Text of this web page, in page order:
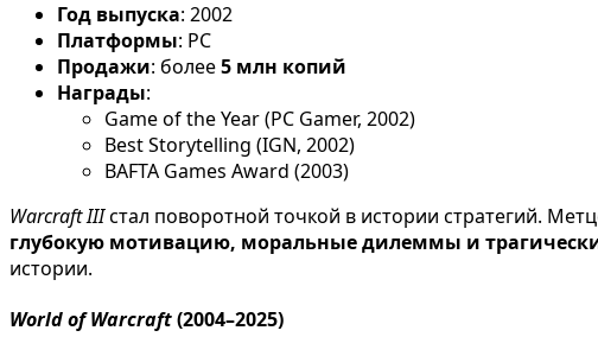
Год выпуска: 2002
Платформы: PC
Продажи: более5 млн копий
Награды:
Game of the Year (PC Gamer, 2002)
Best Storytelling (IGN, 2002)
BAFTA Games Award (2003)
Warcraft IIIстал поворотной точкой в истории стратегий.
глубокую мотивацию, моральные дилеммы и
истории.
World of Warcraft(2004–2025)